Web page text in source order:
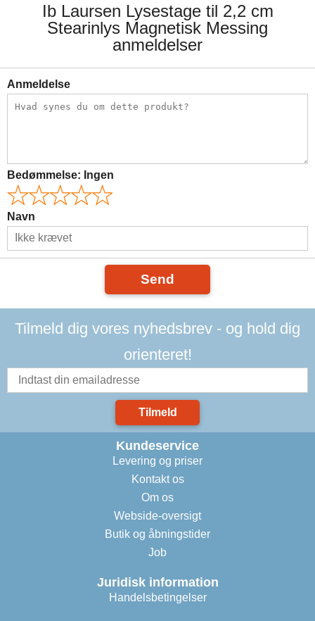
Ib Laursen Lysestage til 2,2 cm
Stearinlys Magnetisk Messing
anmeldelser
Anmeldelse
Bedømmelse: Ingen
Navn
Send
Tilmeld dig vores nyhedsbrev - og hold dig
orienteret!
Tilmeld
Kundeservice
Levering og priser
Kontakt os
Om os
Webside-oversigt
Butik og åbningstider
Job
Juridisk information
Handelsbetingelser